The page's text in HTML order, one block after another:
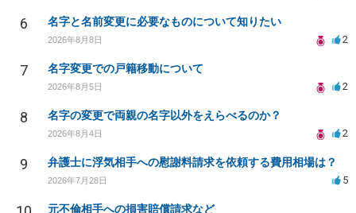
6 名字と名前変更に必要なものについて知りたい
2026年8月8日 2
7 名字変更での戸籍移動について
2026年8月5日 2
8 名字の変更で両親の名字以外をえらべるのか？
2026年8月4日 2
9 弁護士に浮気相手への慰謝料請求を依頼する費用相場は？
2026年7月28日 5
元不倫相手への損害賠償請求など